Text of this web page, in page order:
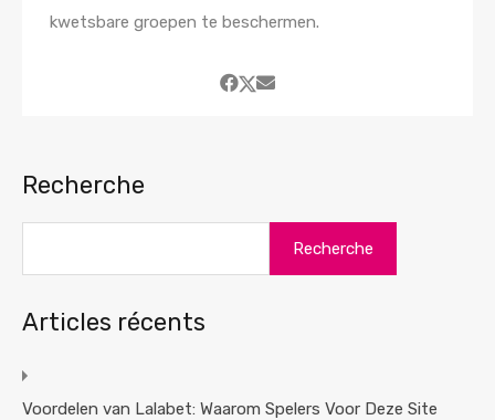
kwetsbare groepen te beschermen.
Recherche
Recherche
Articles récents
Voordelen van Lalabet: Waarom Spelers Voor Deze Site